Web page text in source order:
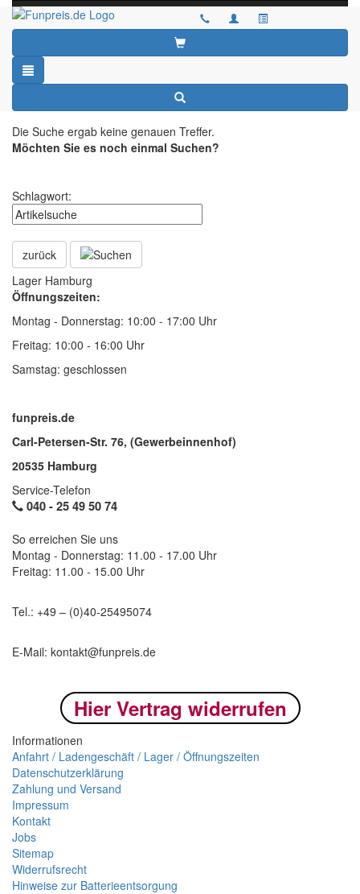
Die Suche ergab keine genauen Treffer.
Möchten Sie es noch einmal Suchen?
Schlagwort:
zurück
Lager Hamburg
Öffnungszeiten:
Montag - Donnerstag: 10:00 - 17:00 Uhr
Freitag: 10:00 - 16:00 Uhr
Samstag: geschlossen
funpreis.de
Carl-Petersen-Str. 76, (Gewerbeinnenhof)
20535 Hamburg
Service-Telefon
040 -25 49 50 74
So erreichen Sie uns
Montag - Donnerstag: 11.00 - 17.00 Uhr
Freitag: 11.00 - 15.00 Uhr
Tel.: +49 – (0)40-25495074
E-Mail: kontakt@funpreis.de
Hier Vertrag widerrufen
Informationen
Anfahrt / Ladengeschäft / Lager / Öffnungszeiten
Datenschutzerklärung
Zahlung und Versand
Impressum
Kontakt
Jobs
Sitemap
Widerrufsrecht
Hinweise zur Batterieentsorgung